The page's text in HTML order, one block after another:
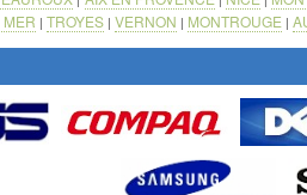
| TROYES | VERNON | MONTROUGE |